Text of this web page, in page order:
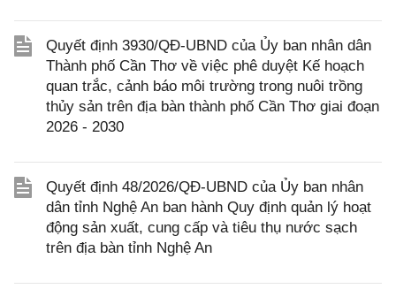
Quyết định 3930/QĐ-UBND của Ủy ban nhân dân
Thành phố Cần Thơ về việc phê duyệt Kế hoạch
quan trắc, cảnh báo môi trường trong nuôi trồng
thủy sản trên địa bàn thành phố Cần Thơ giai đoạn
2026 - 2030
Quyết định 48/2026/QĐ-UBND của Ủy ban nhân
dân tỉnh Nghệ An ban hành Quy định quản lý hoạt
động sản xuất, cung cấp và tiêu thụ nước sạch
trên địa bàn tỉnh Nghệ An